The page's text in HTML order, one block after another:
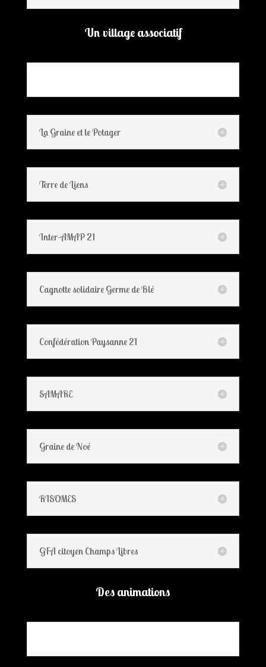
Un village associatif
La Graine et le Potager
Terre de Liens
Inter-AMAP 21
Cagnotte solidaire Germe de Blé
Confédération Paysanne 21
SAMARE
Graine de Noé
RISOMES
GFA citoyen Champs Libres
Des animations